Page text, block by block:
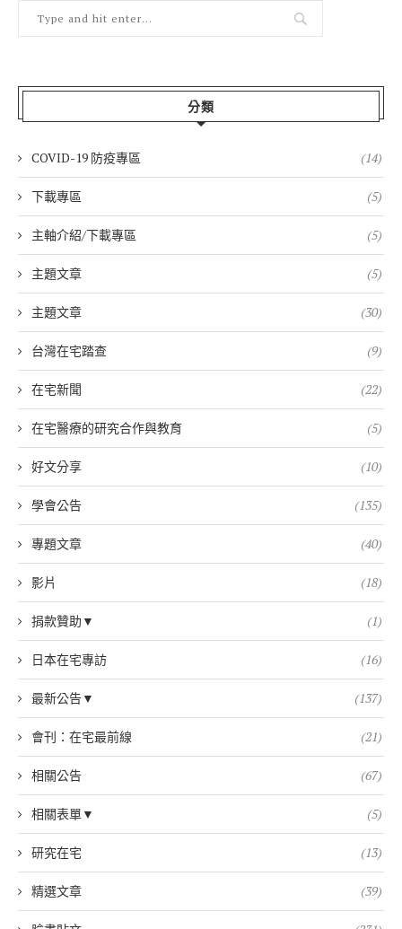
分類
COVID-19 防疫專區 (14)
下載專區 (5)
主軸介紹/下載專區 (5)
主題文章 (5)
主題文章 (30)
台灣在宅踏查 (9)
在宅新聞 (22)
在宅醫療的研究合作與教育 (5)
好文分享 (10)
學會公告 (135)
專題文章 (40)
影片 (18)
捐款贊助▼ (1)
日本在宅專訪 (16)
最新公告▼ (137)
會刊：在宅最前線 (21)
相關公告 (67)
相關表單▼ (5)
研究在宅 (13)
精選文章 (39)